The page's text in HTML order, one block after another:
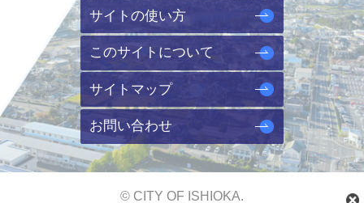
サイトの使い方
このサイトについて
サイトマップ
お問い合わせ
© CITY OF ISHIOKA.